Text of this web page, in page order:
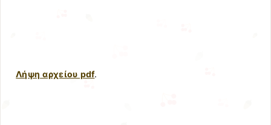
Λήψη αρχείου pdf.